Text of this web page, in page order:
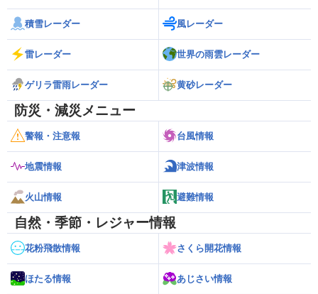
積雪レーダー 風レーダー
雷レーダー 世界の雨雲レーダー
ゲリラ雷雨レーダー 黄砂レーダー
防災・減災メニュー
警報・注意報 台風情報
地震情報 津波情報
火山情報 避難情報
自然・季節・レジャー情報
花粉飛散情報 さくら開花情報
ほたる情報 あじさい情報